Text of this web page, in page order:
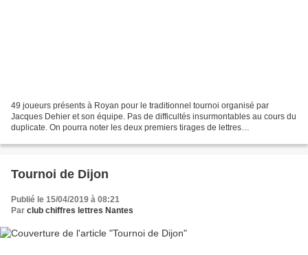
49 joueurs présents à Royan pour le traditionnel tournoi organisé par
Jacques Dehier et son équipe. Pas de difficultés insurmontables au cours du
duplicate. On pourra noter les deux premiers tirages de lettres
Tournoi de Dijon
Publié le 15/04/2019 à 08:21
Par club chiffres lettres Nantes